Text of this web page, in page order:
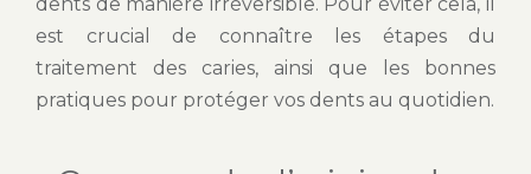
est crucial de connaître les étapes du
traitement des caries, ainsi que les bonnes
pratiques pour protéger vos dents au quotidien.